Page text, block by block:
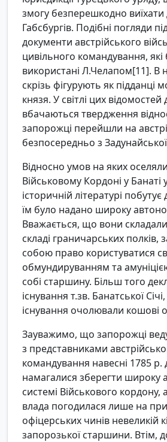
змогу безперешкодно виїхати
Габсбургів. Подібні погляди
документи австрійського
цивільного командування, які
використані Л.Челапом[11]. В
скрізь фігурують як підданці
князя. У світлі цих
вбачаються твердження
запорожці перейшли на
безпосередньо з Задунайської
Відносно умов на яких
Військовому Кордоні у Банаті
історичній літературі
їм було надано широку
Вважається, що вони
складі граничарських полків,
собою право користуватися
обмундируванням та
собі старшину. Більш того
існування т.зв. Банатської
існування очолювали кошові
Зауважимо, що запорожці
з представниками
командування навесні 1785 р.
намагалися зберегти широку
системі Військового кордону,
влада погодилася лише на
офіцерських чинів невеликій
запорозької старшини. Втім,